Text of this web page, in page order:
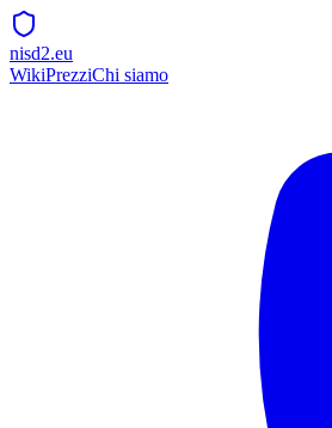
nisd2.eu
WikiPrezziChi siamo